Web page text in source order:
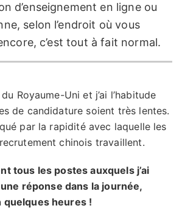
d’enseignement en ligne ou
selon l’endroit où vous
c’est tout à fait normal.
Royaume-Uni et j’ai l’habitude
de candidature soient très lentes.
par la rapidité avec laquelle les
chinois travaillent.
tous les postes auxquels j’ai
réponse dans la journée,
quelques heures !